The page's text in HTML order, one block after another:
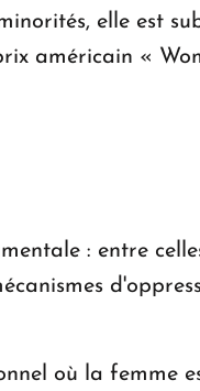
elle est
américain «
: entre
où la femme